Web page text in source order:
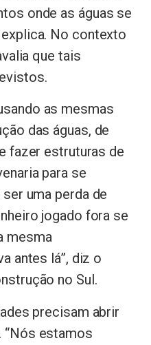
onde as águas se
explica. No contexto
que tais
as mesmas
das águas, de
fazer estruturas de
para se
uma perda de
jogado fora se
mesma
antes lá”, diz o
no Sul.
precisam abrir
“Nós estamos